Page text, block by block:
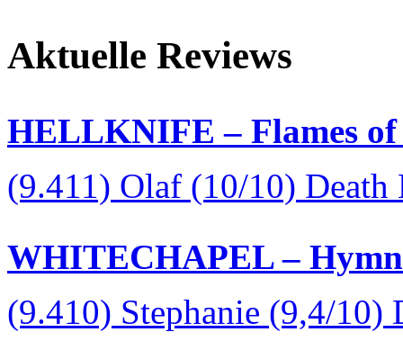
Aktuelle Reviews
HELLKNIFE – Flames
(9.411) Olaf (10/10) Death
WHITECHAPEL –
(9.410) Stephanie (9,4/10)